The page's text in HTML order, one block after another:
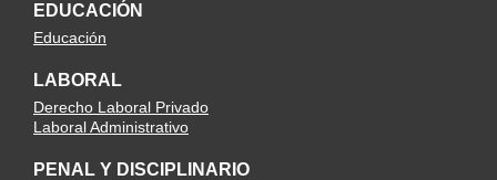
EDUCACIÓN
Educación
LABORAL
Derecho Laboral Privado
Laboral Administrativo
PENAL Y DISCIPLINARIO